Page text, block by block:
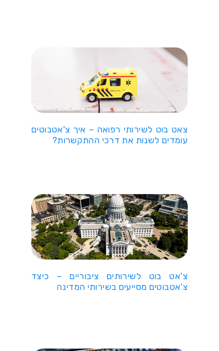
צאט בוט לשירותי רפואה – איך צ'אטבוטים
עומדים לשנות את דרכי ההתקשרות?
צ'אט בוט לשירותים ציבוריים – כיצד
צ'אטבוטים מסייעים בשירותי המדינה